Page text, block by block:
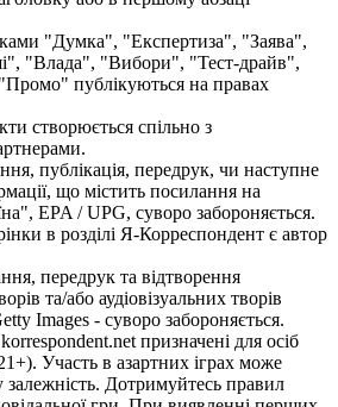
"Думка", "Експертиза", "Заява",
"Влада", "Вибори", "Тест-драйв",
публікуються на правах
створюється спільно з
публікація, передрук, чи наступне
що містить посилання на
EPA / UPG, суворо забороняється.
в розділі Я-Корреспондент є автор
передрук та відтворення
та/або аудіовізуальних творів
Images - суворо забороняється.
призначені для осіб
Участь в азартних іграх може
залежність. Дотримуйтесь правил